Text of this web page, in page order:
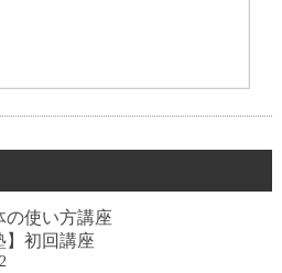
の使い方講座
】初回講座